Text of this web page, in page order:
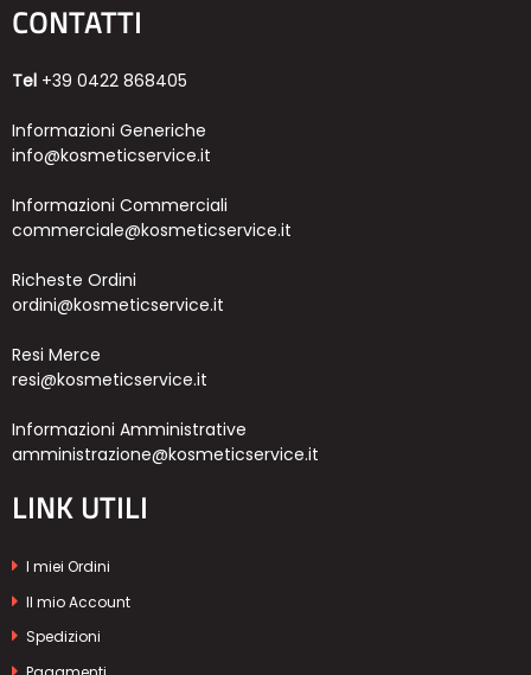
CONTATTI
Tel +39 0422 868405
Informazioni Generiche
info@kosmeticservice.it
Informazioni Commerciali
commerciale@kosmeticservice.it
Richeste Ordini
ordini@kosmeticservice.it
Resi Merce
resi@kosmeticservice.it
Informazioni Amministrative
amministrazione@kosmeticservice.it
LINK UTILI
I miei Ordini
Il mio Account
Spedizioni